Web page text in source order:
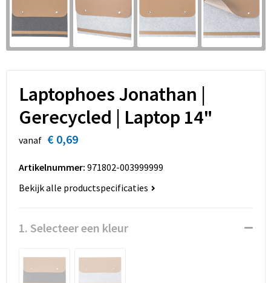
Sleutelhangers en Lanyards
Spellen voor binnen en buiten
Sport
Vrije tijd en Strand
Toilettassen
Accessoires voor tassen
Schoenentassen
Matrozentassen
Promotietassen
Laptophoes Jonathan |
Gerecycled | Laptop 14"
vanaf € 0,69
Artikelnummer: 971802-003999999
Bekijk alle productspecificaties
1. Selecteer een kleur